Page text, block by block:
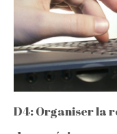
D4: Organiser la